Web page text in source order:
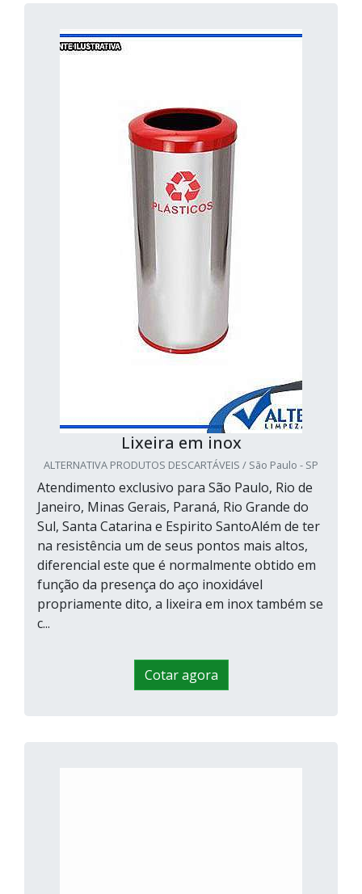
Lixeira em inox
ALTERNATIVA PRODUTOS DESCARTÁVEIS / São Paulo - SP
Atendimento exclusivo para São Paulo, Rio de
Janeiro, Minas Gerais, Paraná, Rio Grande do
Sul, Santa Catarina e Espirito SantoAlém de ter
na resistência um de seus pontos mais altos,
diferencial este que é normalmente obtido em
função da presença do aço inoxidável
propriamente dito, a lixeira em inox também se
c...
Cotar agora